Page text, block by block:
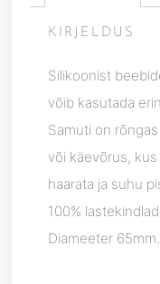
KIRJELDUS
Silikoonist
võib kasutada
Samuti on
või käevõrus,
haarata ja suhu
100%
Diameeter 65mm.